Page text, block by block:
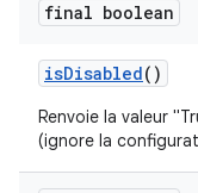
final boolean
isDisabled()
Renvoie la valeur
(ignore la